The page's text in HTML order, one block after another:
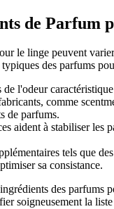
de Parfum
le linge peuvent
des parfums
de l'odeur
comme
de parfums.
aident à stabiliser
tels que
sa consistance.
des parfums
soigneusement la